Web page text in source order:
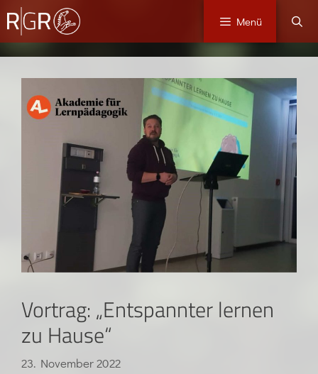
Menü
Vortrag: „Entspannter lernen
zu Hause“
23. November 2022